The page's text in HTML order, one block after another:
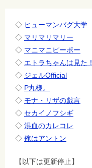
◇ ヒューマンバグ大学
◇ マリマリマリー
◇ マニマニピーポー
◇ エトラちゃんは見た！
◇ ジェルOfficial
◇ P丸様。
◇ モナ・リザの戯言
◇ セカイノフシギ
◇ 混血のカレコレ
◇ 俺はアントン
【以下は更新停止】